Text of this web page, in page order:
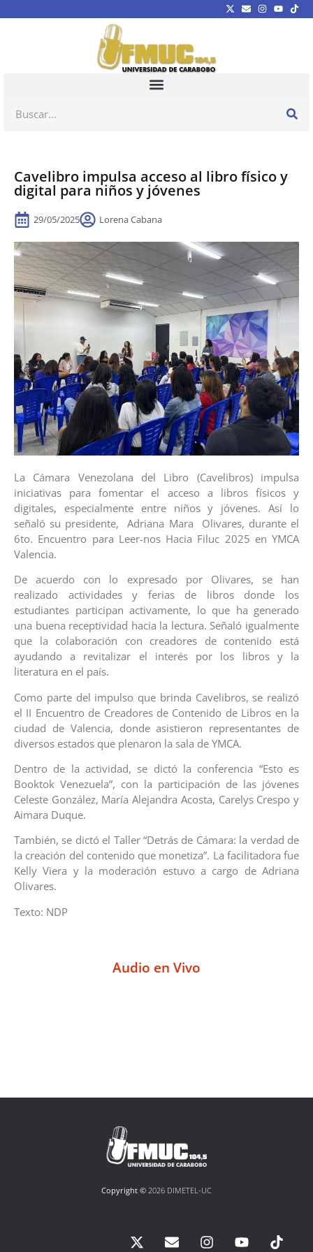
Cavelibro impulsa acceso al libro físico y
digital para niños y jóvenes
29/05/2025 Lorena Cabana
La Cámara Venezolana del Libro (Cavelibros) impulsa
iniciativas para fomentar el acceso a libros físicos y
digitales, especialmente entre niños y jóvenes. Así lo
señaló su presidente, Adriana Mara Olivares, durante el
6to. Encuentro para Leer-nos Hacia Filuc 2025 en YMCA
Valencia.
De acuerdo con lo expresado por Olivares, se han
realizado actividades y ferias de libros donde los
estudiantes participan activamente, lo que ha generado
una buena receptividad hacia la lectura. Señaló igualmente
que la colaboración con creadores de contenido está
ayudando a revitalizar el interés por los libros y la
literatura en el país.
Como parte del impulso que brinda Cavelibros, se realizó
el II Encuentro de Creadores de Contenido de Libros en la
ciudad de Valencia, donde asistieron representantes de
diversos estados que plenaron la sala de YMCA.
Dentro de la actividad, se dictó la conferencia “Esto es
Booktok Venezuela”, con la participación de las jóvenes
Celeste González, María Alejandra Acosta, Carelys Crespo y
Aimara Duque.
También, se dictó el Taller “Detrás de Cámara: la verdad de
la creación del contenido que monetiza”. La facilitadora fue
Kelly Viera y la moderación estuvo a cargo de Adriana
Olivares.
Texto: NDP
Audio en Vivo
Copyright © 2026 DIMETEL-UC